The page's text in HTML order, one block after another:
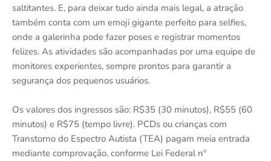
saltitantes. E, para deixar tudo ainda mais legal, a atração
também conta com um emoji gigante perfeito para selfies,
onde a galerinha pode fazer poses e registrar momentos
felizes. As atividades são acompanhadas por uma equipe de
monitores experientes, sempre prontos para garantir a
segurança dos pequenos usuários.
Os valores dos ingressos são: R$35 (30 minutos), R$55 (60
minutos) e R$75 (tempo livre). PCDs ou crianças com
Transtorno do Espectro Autista (TEA) pagam meia entrada
mediante comprovação, conforme Lei Federal nº